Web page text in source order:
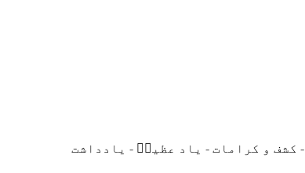
- کشف و کرامات - یاد عظیمؒ - یادداشت